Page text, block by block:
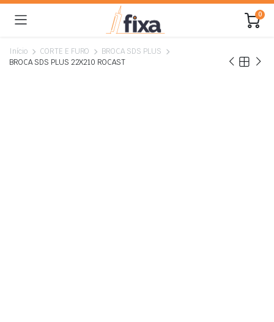
0
Início CORTE E FURO
BROCA SDS PLUS
BROCA SDS PLUS 22X210 ROCAST